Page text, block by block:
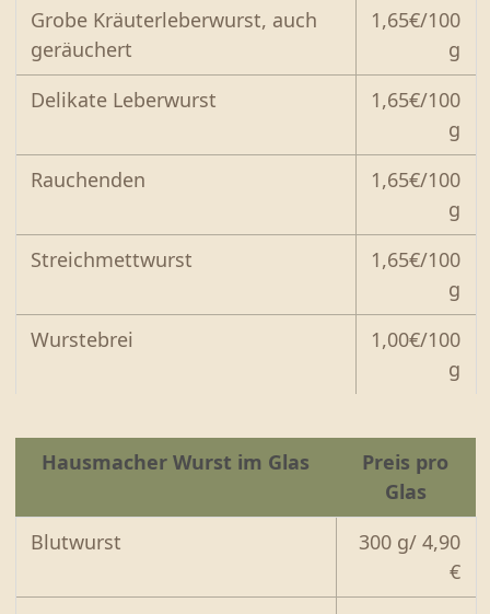
Grobe Kräuterleberwurst, auch
geräuchert
1,65€/100
g
Delikate Leberwurst
1,65€/100
g
Rauchenden
1,65€/100
g
Streichmettwurst
1,65€/100
g
Wurstebrei
1,00€/100
g
Hausmacher Wurst im Glas
Preis pro
Glas
Blutwurst
300 g/ 4,90
€